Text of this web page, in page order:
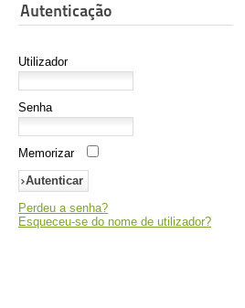
Autenticação
Utilizador
Senha
Memorizar
Perdeu a senha?
Esqueceu-se do nome de utilizador?